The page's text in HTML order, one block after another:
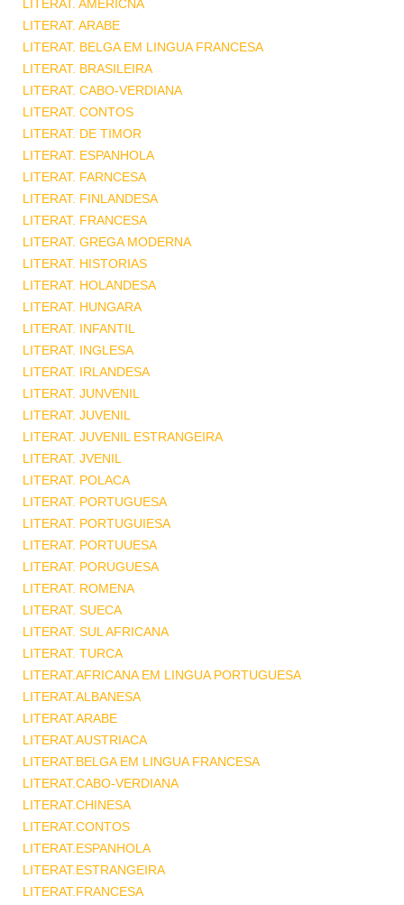
LITERAT. AMERICNA
LITERAT. ARABE
LITERAT. BELGA EM LINGUA FRANCESA
LITERAT. BRASILEIRA
LITERAT. CABO-VERDIANA
LITERAT. CONTOS
LITERAT. DE TIMOR
LITERAT. ESPANHOLA
LITERAT. FARNCESA
LITERAT. FINLANDESA
LITERAT. FRANCESA
LITERAT. GREGA MODERNA
LITERAT. HISTORIAS
LITERAT. HOLANDESA
LITERAT. HUNGARA
LITERAT. INFANTIL
LITERAT. INGLESA
LITERAT. IRLANDESA
LITERAT. JUNVENIL
LITERAT. JUVENIL
LITERAT. JUVENIL ESTRANGEIRA
LITERAT. JVENIL
LITERAT. POLACA
LITERAT. PORTUGUESA
LITERAT. PORTUGUIESA
LITERAT. PORTUUESA
LITERAT. PORUGUESA
LITERAT. ROMENA
LITERAT. SUECA
LITERAT. SUL AFRICANA
LITERAT. TURCA
LITERAT.AFRICANA EM LINGUA PORTUGUESA
LITERAT.ALBANESA
LITERAT.ARABE
LITERAT.AUSTRIACA
LITERAT.BELGA EM LINGUA FRANCESA
LITERAT.CABO-VERDIANA
LITERAT.CHINESA
LITERAT.CONTOS
LITERAT.ESPANHOLA
LITERAT.ESTRANGEIRA
LITERAT.FRANCESA